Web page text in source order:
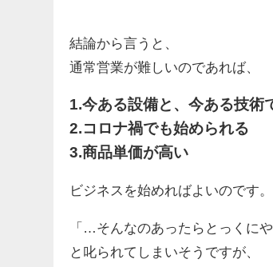
結論から言うと、
通常営業が難しいのであれば、
1.今ある設備と、今ある技術
2.コロナ禍でも始められる
3.商品単価が高い
ビジネスを始めればよいのです。
「…そんなのあったらとっくにや
と叱られてしまいそうですが、